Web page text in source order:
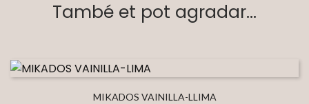
També et pot agradar...
MIKADOS VAINILLA-LLIMA